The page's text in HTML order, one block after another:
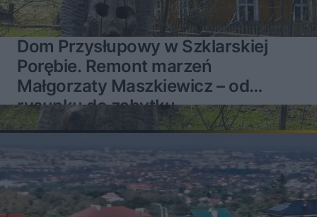
Dom Przysłupowy w Szklarskiej
Porębie. Remont marzeń
Małgorzaty Maszkiewicz – od
rysunku do zabytku